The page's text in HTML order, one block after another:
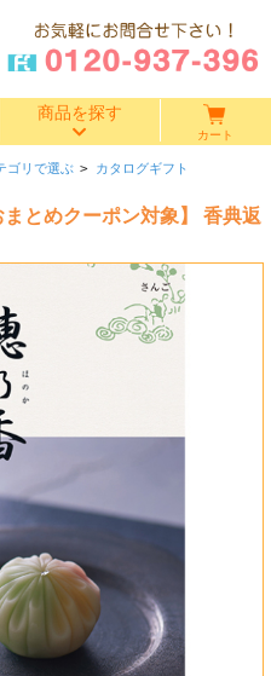
商品を探す
カート
ゴリで選ぶ > カタログギフト
とめクーポン対象】 香典返